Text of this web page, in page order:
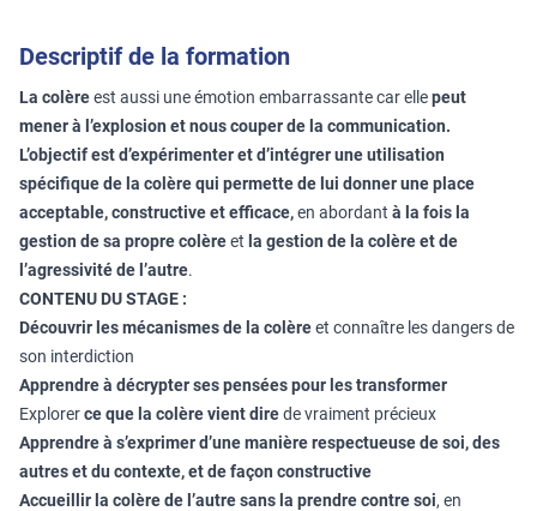
Descriptif de la formation
La colèreest aussi une émotion embarrassante car ellepeut
mener à l’explosion et nous couper de la communication.
L’objectif est d’expérimenter et d’intégrer une utilisation
spécifique de la colère qui permette de lui donner une place
acceptable, constructive et efficace,en abordant à la fois la
gestion de sa propre colèreet la gestion de la colère et de
l’agressivité de l’autre.
CONTENU DU STAGE :
Découvrir les mécanismes de la colèreet connaître les dangers de
son interdiction
Apprendre à décrypter ses pensées pour les transformer
Explorerce que la colère vient direde vraiment précieux
Apprendre à s’exprimer d’une manière respectueuse de soi, des
autres et du contexte, et de façon constructive
Accueillir la colère de l’autre sans la prendre contre soi, en